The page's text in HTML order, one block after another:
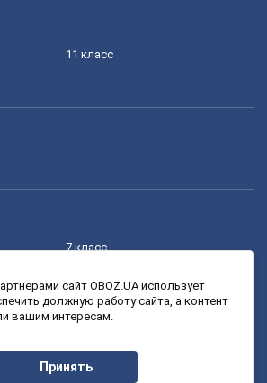
11 класс
7 класс
9 класс
сайт OBOZ.UA использует
должную работу сайта, а контент
вашим интересам.
Принять